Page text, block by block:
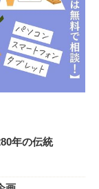
年の伝統